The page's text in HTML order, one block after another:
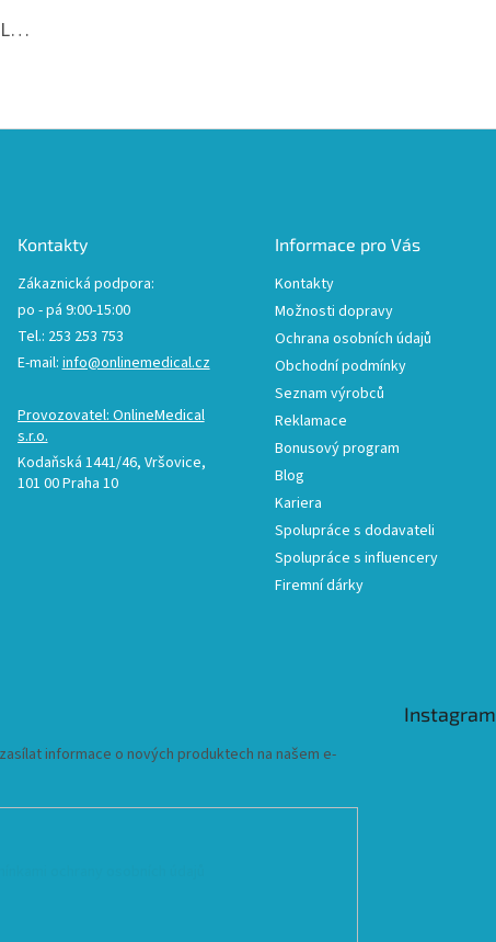
Priessnitz Kloubní mazání De Luxe, 200ml
Kontakty
Zákaznická podpora:
po - pá 9:00-15:00
Tel.: 253 253 753
E-mail: info@onlinemedical.cz
Provozovatel: OnlineMedical
s.r.o.
Kodaňská 1441/46, Vršovice,
101 00 Praha 10
Informace pro Vás
Kontakty
Možnosti dopravy
Ochrana osobních údajů
Obchodní podmínky
Seznam výrobců
Reklamace
Bonusový program
Blog
Kariera
Spolupráce s dodavateli
Spolupráce s influencery
Firemní dárky
informace o nových produktech na našem e-
Instagram